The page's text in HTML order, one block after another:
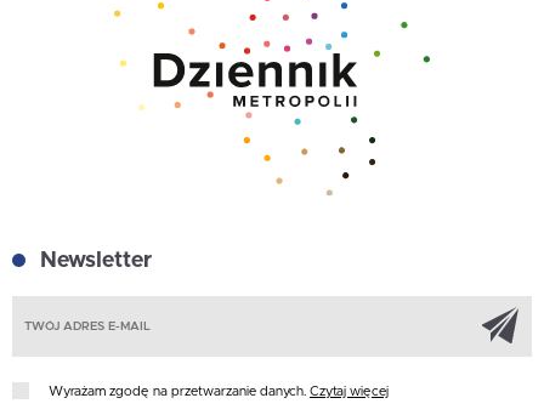
Newsletter
Wyrażam zgodę na przetwarzanie danych. Czytaj więcej